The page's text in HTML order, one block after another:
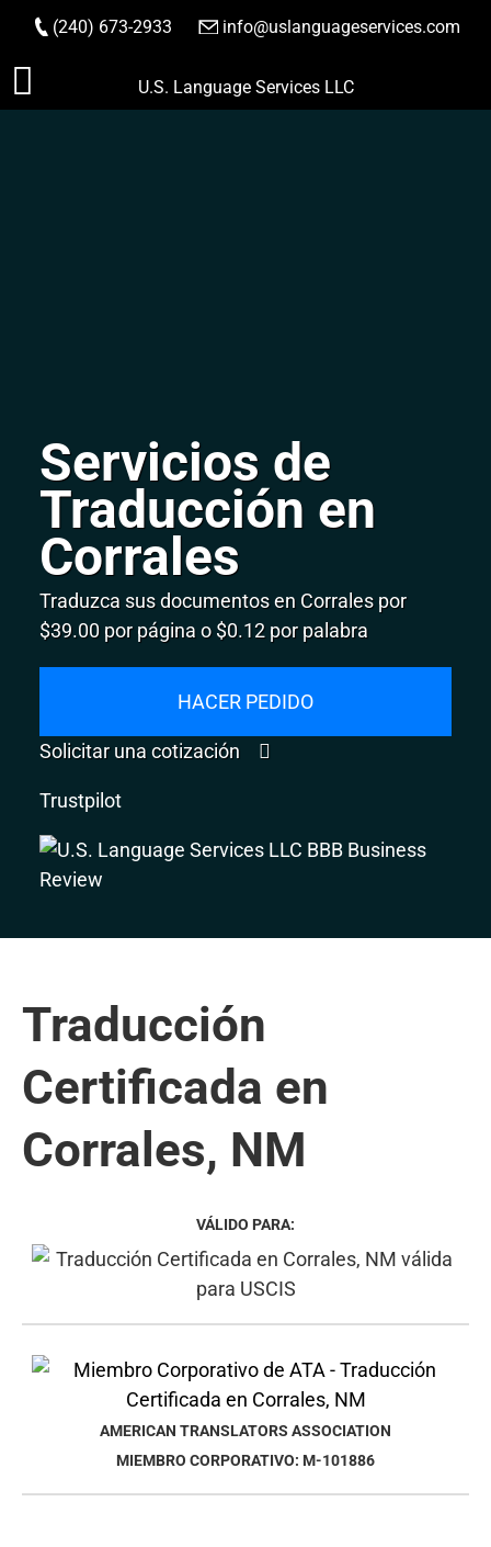
Saltar
(240) 673-2933 info@uslanguageservices.com
HACER PEDIDO
U.S. Language Services LLC
Servicios de
Traducción en
Corrales
Traduzca sus documentos en Corrales por
$39.00 por página o $0.12 por palabra
HACER PEDIDO
Solicitar una cotización
Trustpilot
Traducción
Certificada en
Corrales, NM
VÁLIDO PARA:
AMERICAN TRANSLATORS ASSOCIATION
MIEMBRO CORPORATIVO: M-101886